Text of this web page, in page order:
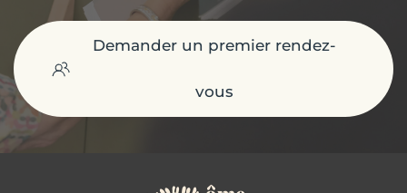
Demander un premier rendez-
vous